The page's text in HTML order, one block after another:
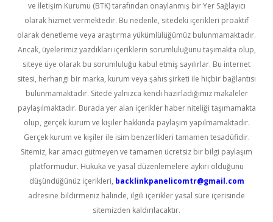
ve İletişim Kurumu (BTK) tarafından onaylanmış bir Yer Sağlayıcı
olarak hizmet vermektedir. Bu nedenle, sitedeki içerikleri proaktif
olarak denetleme veya araştırma yükümlülüğümüz bulunmamaktadır.
Ancak, üyelerimiz yazdıkları içeriklerin sorumluluğunu taşımakta olup,
siteye üye olarak bu sorumluluğu kabul etmiş sayılırlar. Bu internet
sitesi, herhangi bir marka, kurum veya şahıs şirketi ile hiçbir bağlantısı
bulunmamaktadır. Sitede yalnızca kendi hazırladığımız makaleler
paylaşılmaktadır. Burada yer alan içerikler haber niteliği taşımamakta
olup, gerçek kurum ve kişiler hakkında paylaşım yapılmamaktadır.
Gerçek kurum ve kişiler ile isim benzerlikleri tamamen tesadüfidir.
Sitemiz, kar amacı gütmeyen ve tamamen ücretsiz bir bilgi paylaşım
platformudur. Hukuka ve yasal düzenlemelere aykırı olduğunu
düşündüğünüz içerikleri, backlinkpanelicomtr@gmail.com
adresine bildirmeniz halinde, ilgili içerikler yasal süre içerisinde
sitemizden kaldırılacaktır.